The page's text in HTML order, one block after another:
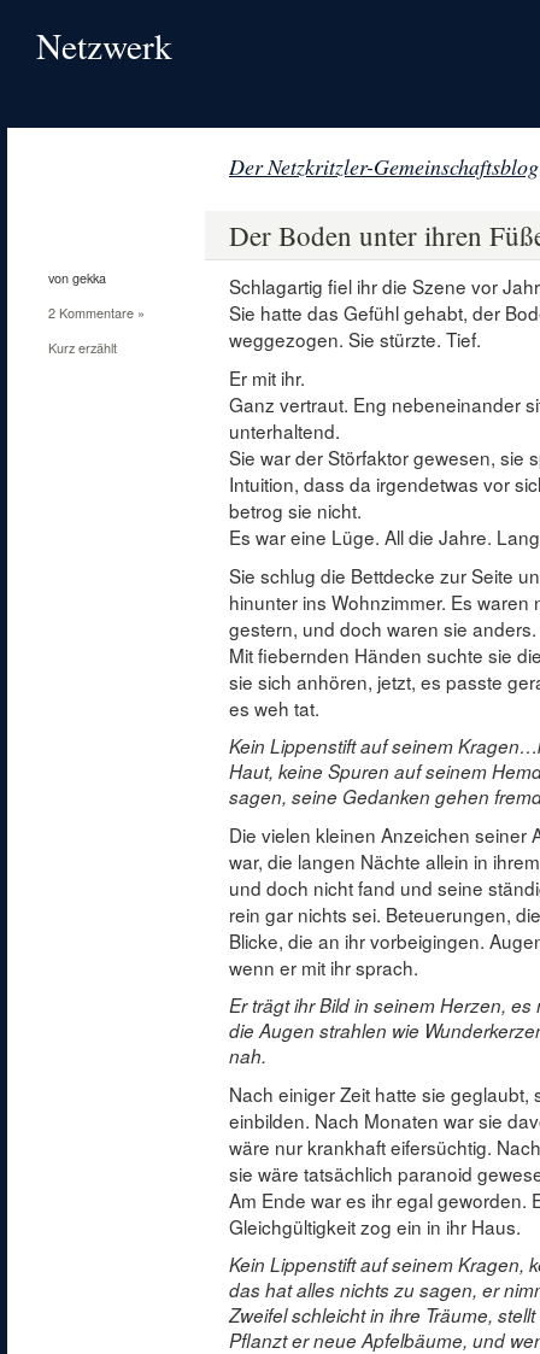
Netzwerk
Der Netzkritzler-Gemeinschaftsblog
von gekka
2 Kommentare »
Kurz erzählt
Der Boden unter ihren
Schlagartig fiel ihr die Szene vor
Sie hatte das Gefühl gehabt, der
weggezogen. Sie stürzte. Tief.
Er mit ihr.
Ganz vertraut. Eng nebeneinander
unterhaltend.
Sie war der Störfaktor gewesen, sie
Intuition, dass da irgendetwas vor
betrog sie nicht.
Es war eine Lüge. All die Jahre.
Sie schlug die Bettdecke zur Seite
hinunter ins Wohnzimmer. Es
gestern, und doch waren sie anders.
Mit fiebernden Händen suchte sie
sie sich anhören, jetzt, es passte
es weh tat.
Kein Lippenstift auf seinem
Haut, keine Spuren auf seinem
sagen, seine Gedanken gehen
Die vielen kleinen Anzeichen seiner
war, die langen Nächte allein in
und doch nicht fand und seine
rein gar nichts sei. Beteuerungen,
Blicke, die an ihr vorbeigingen.
wenn er mit ihr sprach.
Er trägt ihr Bild in seinem Herzen,
die Augen strahlen wie
nah.
Nach einiger Zeit hatte sie
einbilden. Nach Monaten war sie
wäre nur krankhaft eifersüchtig.
sie wäre tatsächlich paranoid
Am Ende war es ihr egal geworden.
Gleichgültigkeit zog ein in ihr Haus.
Kein Lippenstift auf seinem Kragen,
das hat alles nichts zu sagen, er
Zweifel schleicht in ihre Träume,
Pflanzt er neue Apfelbäume, und